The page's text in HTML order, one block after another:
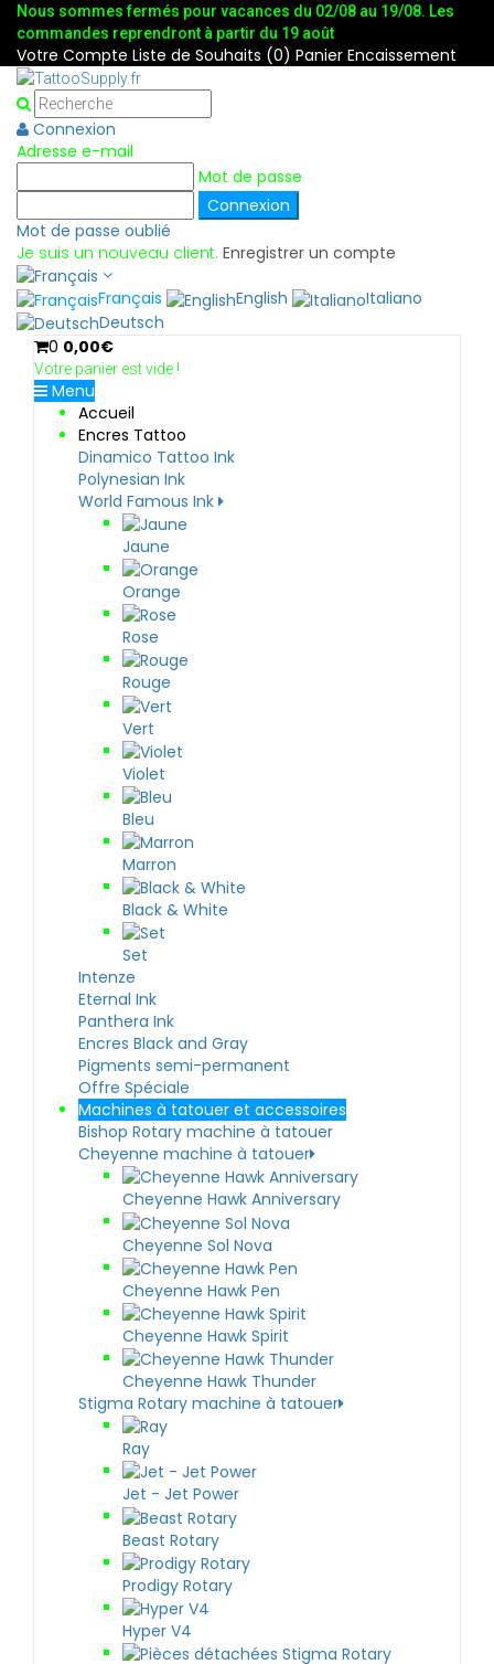
Nous sommes fermés pour vacances du 02/08 au 19/08. Les
commandes reprendront à partir du 19 août
Votre Compte Liste de Souhaits (0) Panier Encaissement
Connexion
Adresse e-mail
Mot de passe
Mot de passe oublié
Je suis un nouveau client. Enregistrer un compte
Français English
Italiano
Deutsch
0 0,00€
Votre panier est vide !
Menu
Accueil
Encres Tattoo
Dinamico Tattoo Ink
Polynesian Ink
World Famous Ink
Jaune
Orange
Rose
Rouge
Vert
Violet
Bleu
Marron
Black & White
Set
Intenze
Eternal Ink
Panthera Ink
Encres Black and Gray
Pigments semi-permanent
Offre Spéciale
Machines à tatouer et accessoires
Bishop Rotary machine à tatouer
Cheyenne machine à tatouer
Cheyenne Hawk Anniversary
Cheyenne Sol Nova
Cheyenne Hawk Pen
Cheyenne Hawk Spirit
Cheyenne Hawk Thunder
Stigma Rotary machine à tatouer
Ray
Jet - Jet Power
Beast Rotary
Prodigy Rotary
Hyper V4